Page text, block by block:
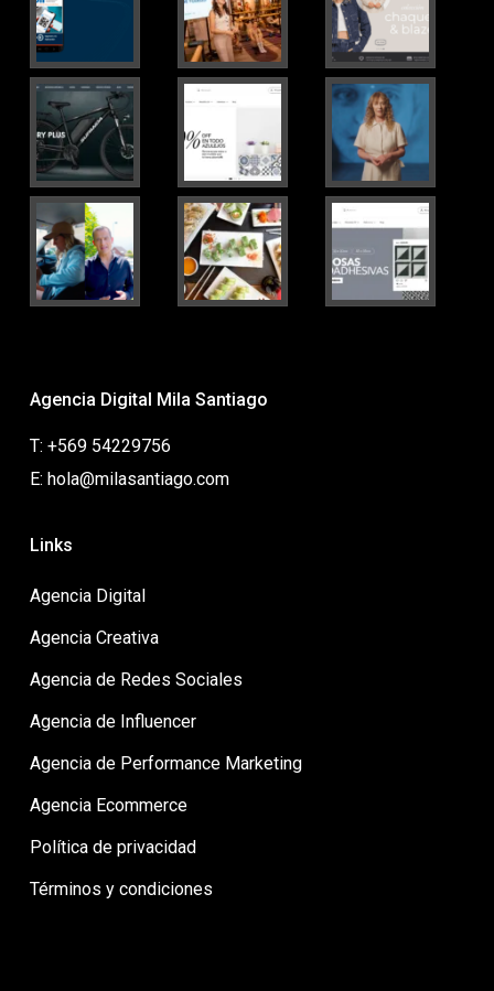
Agencia Digital Mila Santiago
T: +569 54229756
E: hola@milasantiago.com
Links
Agencia Digital
Agencia Creativa
Agencia de Redes Sociales
Agencia de Influencer
Agencia de Performance Marketing
Agencia Ecommerce
Política de privacidad
Términos y condiciones